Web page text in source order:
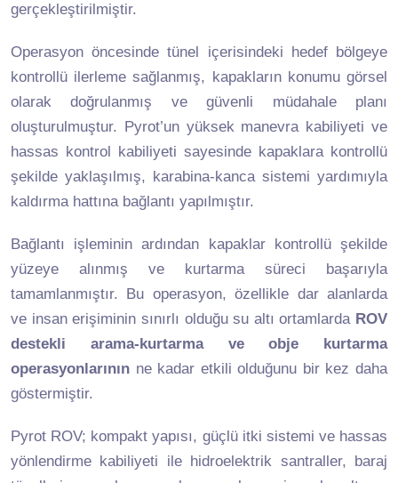
gerçekleştirilmiştir.
Operasyon öncesinde tünel içerisindeki hedef bölgeye
kontrollü ilerleme sağlanmış, kapakların konumu görsel
olarak doğrulanmış ve güvenli müdahale planı
oluşturulmuştur. Pyrot’un yüksek manevra kabiliyeti ve
hassas kontrol kabiliyeti sayesinde kapaklara kontrollü
şekilde yaklaşılmış, karabina-kanca sistemi yardımıyla
kaldırma hattına bağlantı yapılmıştır.
Bağlantı işleminin ardından kapaklar kontrollü şekilde
yüzeye alınmış ve kurtarma süreci başarıyla
tamamlanmıştır. Bu operasyon, özellikle dar alanlarda
ve insan erişiminin sınırlı olduğu su altı ortamlarda ROV
destekli arama-kurtarma ve obje kurtarma
operasyonlarının ne kadar etkili olduğunu bir kez daha
göstermiştir.
Pyrot ROV; kompakt yapısı, güçlü itki sistemi ve hassas
yönlendirme kabiliyeti ile hidroelektrik santraller, baraj